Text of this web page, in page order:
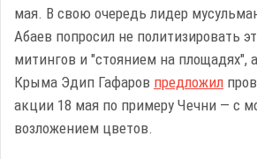
мая. В свою очередь лидер
Абаев попросил не политизировать
митингов и "стоянием на площадях",
Крыма Эдип Гафаров предложил
акции 18 мая по примеру Чечни — с
возложением цветов.